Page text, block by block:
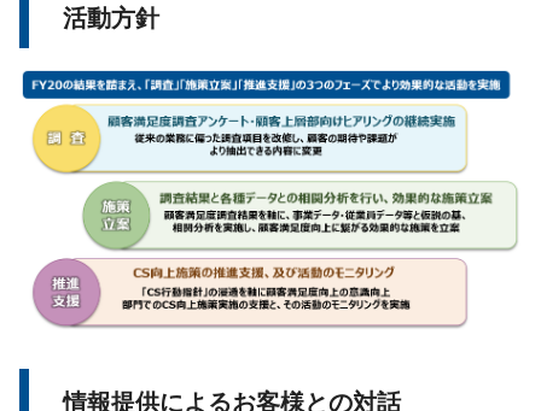
活動方針
情報提供によるお客様との対話